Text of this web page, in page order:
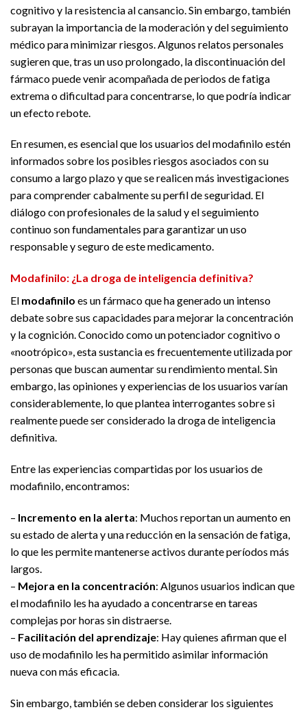
cognitivo y la resistencia al cansancio. Sin embargo, también
subrayan la importancia de la moderación y del seguimiento
médico para minimizar riesgos. Algunos relatos personales
sugieren que, tras un uso prolongado, la discontinuación del
fármaco puede venir acompañada de periodos de fatiga
extrema o dificultad para concentrarse, lo que podría indicar
un efecto rebote.
En resumen, es esencial que los usuarios del modafinilo estén
informados sobre los posibles riesgos asociados con su
consumo a largo plazo y que se realicen más investigaciones
para comprender cabalmente su perfil de seguridad. El
diálogo con profesionales de la salud y el seguimiento
continuo son fundamentales para garantizar un uso
responsable y seguro de este medicamento.
Modafinilo: ¿La droga de inteligencia definitiva?
El modafinilo es un fármaco que ha generado un intenso
debate sobre sus capacidades para mejorar la concentración
y la cognición. Conocido como un potenciador cognitivo o
«nootrópico», esta sustancia es frecuentemente utilizada por
personas que buscan aumentar su rendimiento mental. Sin
embargo, las opiniones y experiencias de los usuarios varían
considerablemente, lo que plantea interrogantes sobre si
realmente puede ser considerado la droga de inteligencia
definitiva.
Entre las experiencias compartidas por los usuarios de
modafinilo, encontramos:
– Incremento en la alerta: Muchos reportan un aumento en
su estado de alerta y una reducción en la sensación de fatiga,
lo que les permite mantenerse activos durante períodos más
largos.
– Mejora en la concentración: Algunos usuarios indican que
el modafinilo les ha ayudado a concentrarse en tareas
complejas por horas sin distraerse.
– Facilitación del aprendizaje: Hay quienes afirman que el
uso de modafinilo les ha permitido asimilar información
nueva con más eficacia.
Sin embargo, también se deben considerar los siguientes